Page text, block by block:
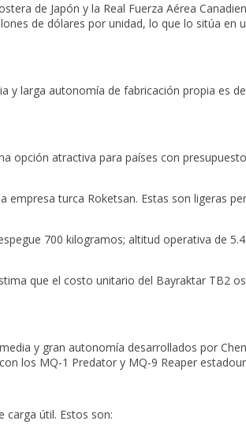
de Japón y la Real Fuerza Aérea
de dólares por unidad, lo que lo sitúa en
y larga autonomía de fabricación propia es
opción atractiva para países con
turca Roketsan. Estas son ligeras
700 kilogramos; altitud operativa de
que el costo unitario del Bayraktar TB2
y gran autonomía desarrollados por
los MQ-1 Predator y MQ-9 Reaper
carga útil. Estos son: